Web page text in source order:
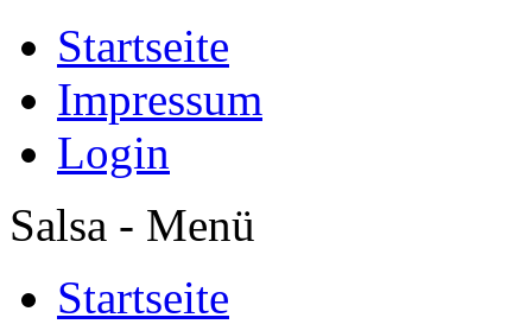
Startseite
Impressum
Login
Salsa - Menü
Startseite